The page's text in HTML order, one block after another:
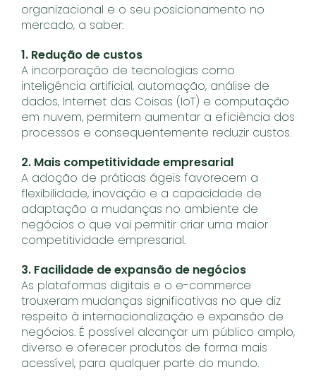
organizacional e o seu posicionamento no
mercado, a saber:
1. Redução de custos
A incorporação de tecnologias como
inteligência artificial, automação, análise de
dados, Internet das Coisas (IoT) e computação
em nuvem, permitem aumentar a eficiência dos
processos e consequentemente reduzir custos.
2. Mais competitividade empresarial
A adoção de práticas ágeis favorecem a
flexibilidade, inovação e a capacidade de
adaptação a mudanças no ambiente de
negócios o que vai permitir criar uma maior
competitividade empresarial.
3. Facilidade de expansão de negócios
As plataformas digitais e o e-commerce
trouxeram mudanças significativas no que diz
respeito à internacionalização e expansão de
negócios. É possível alcançar um público amplo,
diverso e oferecer produtos de forma mais
acessível, para qualquer parte do mundo.